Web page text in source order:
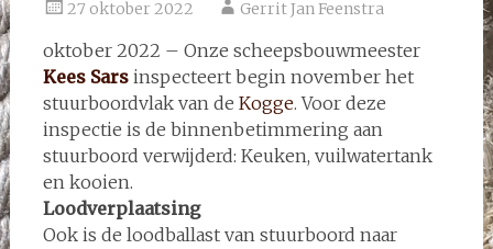
27 oktober 2022 Gerrit Jan Feenstra
oktober 2022 – Onze scheepsbouwmeester
Kees Sarsinspecteert begin november het
stuurboordvlak van de Kogge. Voor deze
inspectie is de binnenbetimmering aan
stuurboord verwijderd: Keuken, vuilwatertank
en kooien.
Loodverplaatsing
Ook is de loodballast van stuurboord naar